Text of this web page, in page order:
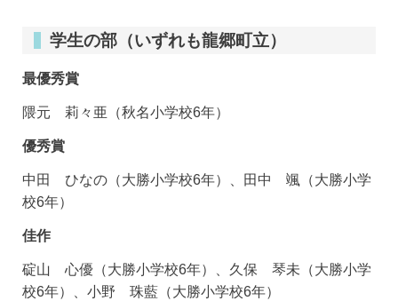
学生の部（いずれも龍郷町立）
最優秀賞
隈元 莉々亜（秋名小学校6年）
優秀賞
中田 ひなの（大勝小学校6年）、田中 颯（大勝小学
校6年）
佳作
碇山 心優（大勝小学校6年）、久保 琴未（大勝小学
校6年）、小野 珠藍（大勝小学校6年）